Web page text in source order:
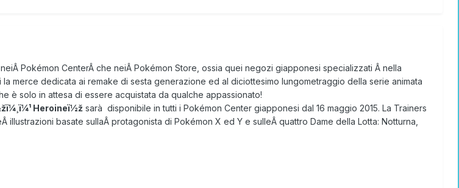
Pokémon CenterÂ che neiÂ Pokémon Store, ossia quei negozi giapponesi specializzati Â nella
merce dedicata ai remake di sesta generazione ed al diciottesimo lungometraggio della serie animata
è solo in attesa di essere acquistata da qualche appassionato!
Heroineï½ž sarà disponibile in tutti i Pokémon Center giapponesi dal 16 maggio 2015. La Trainers
basate sullaÂ protagonista di Pokémon X ed Y e sulleÂ quattro Dame della Lotta: Notturna,